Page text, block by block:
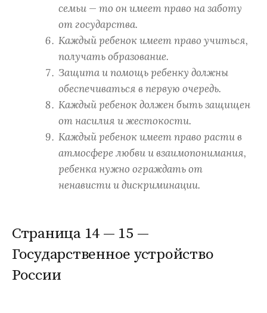
семьи — то он имеет право на заботу
от государства.
Каждый ребенок имеет право учиться,
получать образование.
Защита и помощь ребенку должны
обеспечиваться в первую очередь.
Каждый ребенок должен быть защищен
от насилия и жестокости.
Каждый ребенок имеет право расти в
атмосфере любви и взаимопонимания,
ребенка нужно ограждать от
ненависти и дискриминации.
Страница 14 — 15 —
Государственное устройство
России